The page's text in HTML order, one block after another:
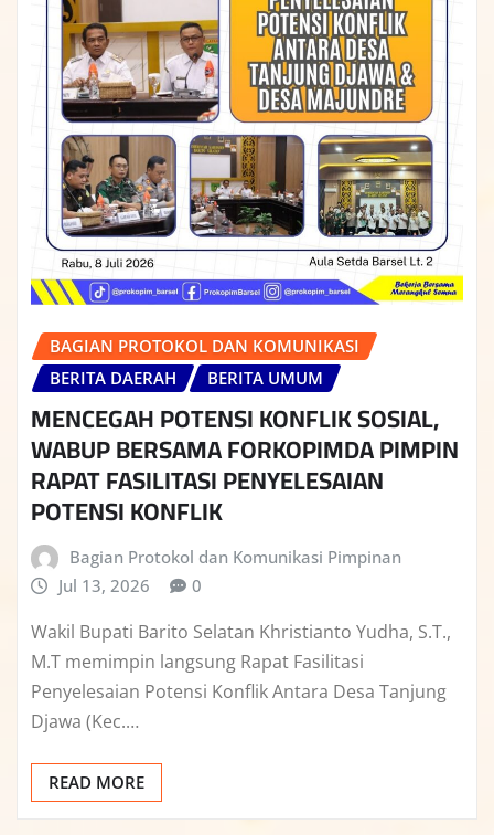
BAGIAN PROTOKOL DAN KOMUNIKASI
BERITA DAERAH
BERITA UMUM
MENCEGAH POTENSI KONFLIK SOSIAL,
WABUP BERSAMA FORKOPIMDA PIMPIN
RAPAT FASILITASI PENYELESAIAN
POTENSI KONFLIK
Bagian Protokol dan Komunikasi Pimpinan
Jul 13, 2026
0
Wakil Bupati Barito Selatan Khristianto Yudha, S.T.,
M.T memimpin langsung Rapat Fasilitasi
Penyelesaian Potensi Konflik Antara Desa Tanjung
Djawa (Kec.…
READ MORE